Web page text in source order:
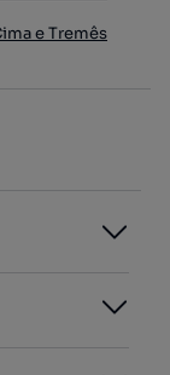
e Tremês